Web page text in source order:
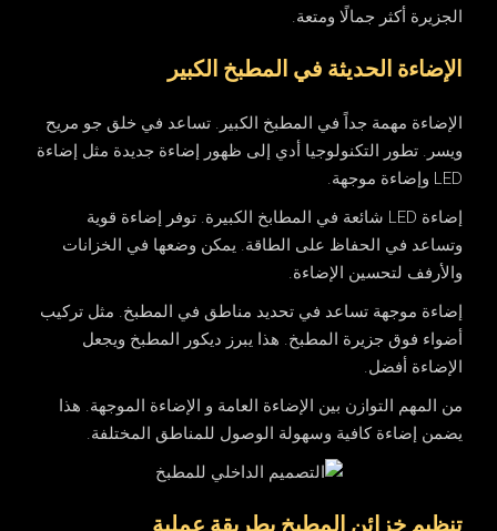
الجزيرة أكثر جمالًا ومتعة.
الإضاءة الحديثة في المطبخ الكبير
الإضاءة مهمة جداً في المطبخ الكبير. تساعد في خلق جو مريح
ويسر. تطور التكنولوجيا أدي إلى ظهور إضاءة جديدة مثل إضاءة
LED وإضاءة موجهة.
إضاءة LED شائعة في المطابخ الكبيرة. توفر إضاءة قوية
وتساعد في الحفاظ على الطاقة. يمكن وضعها في الخزانات
والأرفف لتحسين الإضاءة.
إضاءة موجهة تساعد في تحديد مناطق في المطبخ. مثل تركيب
أضواء فوق جزيرة المطبخ. هذا يبرز ديكور المطبخ ويجعل
الإضاءة أفضل.
من المهم التوازن بين الإضاءة العامة و الإضاءة الموجهة. هذا
يضمن إضاءة كافية وسهولة الوصول للمناطق المختلفة.